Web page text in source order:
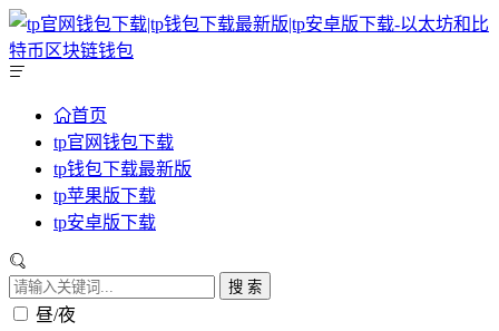
首页
tp官网钱包下载
tp钱包下载最新版
tp苹果版下载
tp安卓版下载
搜 索
昼/夜